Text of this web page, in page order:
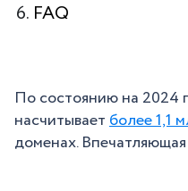
FAQ
По состоянию на 2024
насчитываетболее 1,1
доменах.